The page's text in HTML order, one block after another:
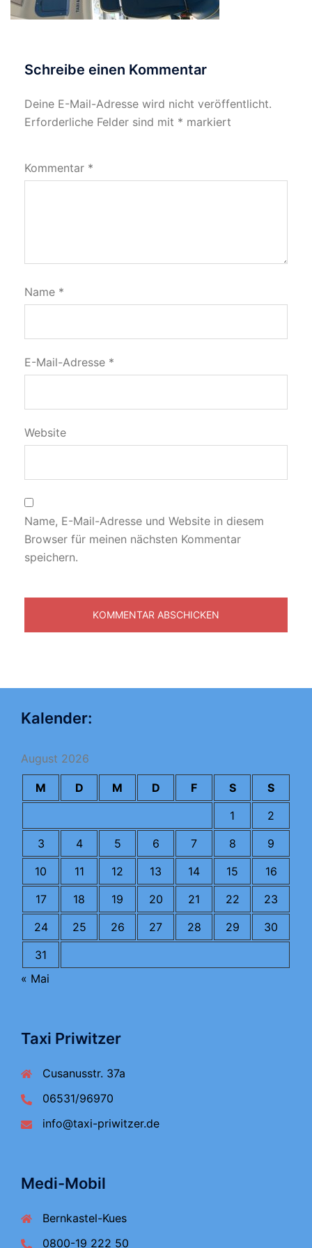
Schreibe einen Kommentar
Deine E-Mail-Adresse wird nicht veröffentlicht.
Erforderliche Felder sind mit * markiert
Kommentar *
Name *
E-Mail-Adresse *
Website
Name, E-Mail-Adresse und Website in diesem
Browser für meinen nächsten Kommentar
speichern.
Kalender:
August 2026
M D M D F S
S
1
2
3
4 5 6 7 8
9
10
11 12 13 14 15
16
17
18 19 20 21 22
23
24
25 26 27 28 29
30
31
« Mai
Taxi Priwitzer
Cusanusstr. 37a
06531/96970
info@taxi-priwitzer.de
Medi-Mobil
Bernkastel-Kues
0800-19 222 50